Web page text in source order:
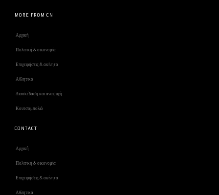
MORE FROM CN
Αρχική
Πολιτική & οικονομία
Επιχειρήσεις & ακίνητα
Αθλητικά
Διασκέδαση και αναψυχή
Κουτσομπολιό
CONTACT
Αρχική
Πολιτική & οικονομία
Επιχειρήσεις & ακίνητα
Αθλητικά